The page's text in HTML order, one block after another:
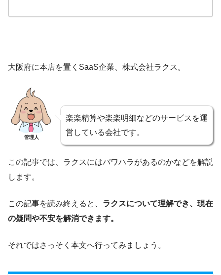
大阪府に本店を置くSaaS企業、株式会社ラクス。
管理人
楽楽精算や楽楽明細などのサービスを運
営している会社です。
この記事では、ラクスにはパワハラがあるのかなどを解説
します。
この記事を読み終えると、 ラクスについて理解でき、現在
の疑問や不安を解消できます。
それではさっそく本文へ行ってみましょう。